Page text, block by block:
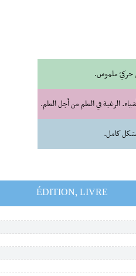
حركيّ ملموس.
الرغبة في العلم من أجل العلم.
كامل.
ÉDITION, LIVRE